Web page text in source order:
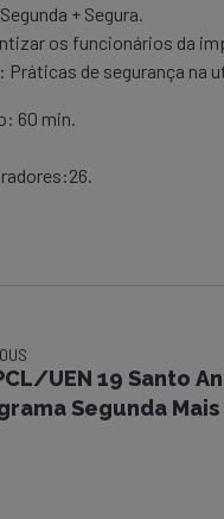
+ Segura.
os funcionários da
Práticas de segurança na
60 min.
UEN 19 Santo
Segunda